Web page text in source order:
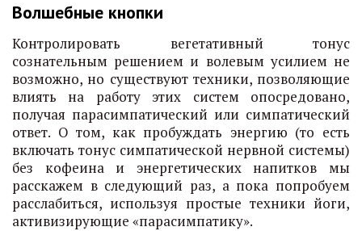
Волшебные кнопки
Контролировать вегетативный тонус
сознательным решением и волевым усилием не
возможно, но существуют техники, позволяющие
влиять на работу этих систем опосредовано,
получая парасимпатический или симпатический
ответ. О том, как пробуждать энергию (то есть
включать тонус симпатической нервной системы)
без кофеина и энергетических напитков мы
расскажем в следующий раз, а пока попробуем
расслабиться, используя простые техники йоги,
активизирующие «парасимпатику».